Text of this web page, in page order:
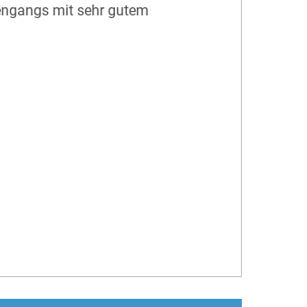
mit sehr gutem